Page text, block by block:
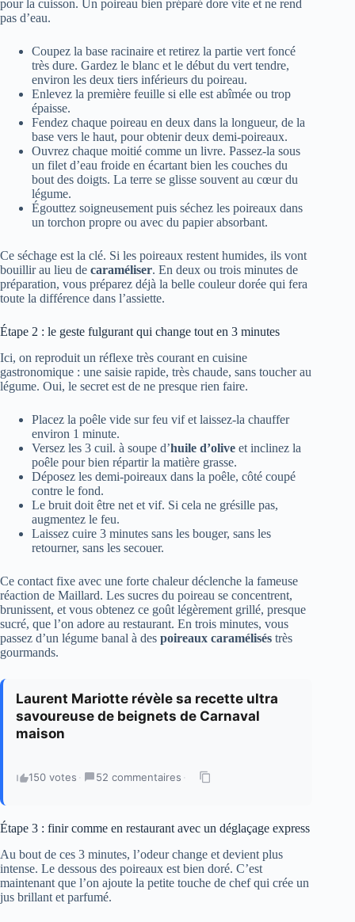
pour la cuisson. Un poireau bien préparé dore vite et ne rend
pas d’eau.
Coupez la base racinaire et retirez la partie vert foncé
très dure. Gardez le blanc et le début du vert tendre,
environ les deux tiers inférieurs du poireau.
Enlevez la première feuille si elle est abîmée ou trop
épaisse.
Fendez chaque poireau en deux dans la longueur, de la
base vers le haut, pour obtenir deux demi-poireaux.
Ouvrez chaque moitié comme un livre. Passez-la sous
un filet d’eau froide en écartant bien les couches du
bout des doigts. La terre se glisse souvent au cœur du
légume.
Égouttez soigneusement puis séchez les poireaux dans
un torchon propre ou avec du papier absorbant.
Ce séchage est la clé. Si les poireaux restent humides, ils vont
bouillir au lieu de caraméliser. En deux ou trois minutes de
préparation, vous préparez déjà la belle couleur dorée qui fera
toute la différence dans l’assiette.
Étape 2 : le geste fulgurant qui change tout en 3 minutes
Ici, on reproduit un réflexe très courant en cuisine
gastronomique : une saisie rapide, très chaude, sans toucher au
légume. Oui, le secret est de ne presque rien faire.
Placez la poêle vide sur feu vif et laissez-la chauffer
environ 1 minute.
Versez les 3 cuil. à soupe d’huile d’olive et inclinez la
poêle pour bien répartir la matière grasse.
Déposez les demi-poireaux dans la poêle, côté coupé
contre le fond.
Le bruit doit être net et vif. Si cela ne grésille pas,
augmentez le feu.
Laissez cuire 3 minutes sans les bouger, sans les
retourner, sans les secouer.
Ce contact fixe avec une forte chaleur déclenche la fameuse
réaction de Maillard. Les sucres du poireau se concentrent,
brunissent, et vous obtenez ce goût légèrement grillé, presque
sucré, que l’on adore au restaurant. En trois minutes, vous
passez d’un légume banal à des poireaux caramélisés très
gourmands.
Laurent Mariotte révèle sa recette ultra
savoureuse de beignets de Carnaval
maison
150 votes · 52 commentaires ·
Étape 3 : finir comme en restaurant avec un déglaçage express
Au bout de ces 3 minutes, l’odeur change et devient plus
intense. Le dessous des poireaux est bien doré. C’est
maintenant que l’on ajoute la petite touche de chef qui crée un
jus brillant et parfumé.